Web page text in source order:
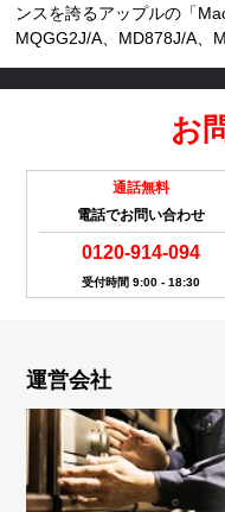
ンスを誇るアップルの「
MQGG2J/A、MD878J/A、
お
通話無料
電話でお問い合わせ
0120-914-094
受付時間 9:00 - 18:30
運営会社